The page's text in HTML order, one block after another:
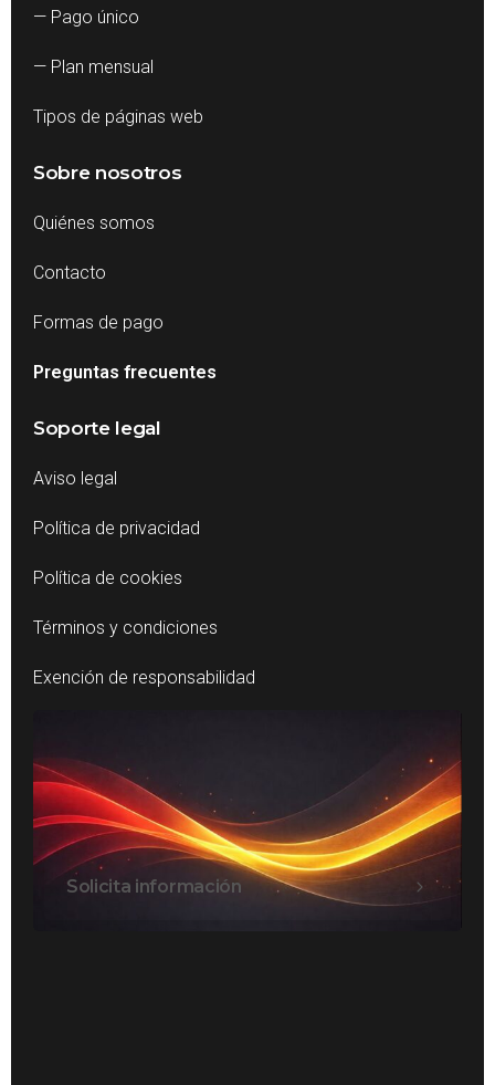
— Pago único
— Plan mensual
Tipos de páginas web
Sobre nosotros
Quiénes somos
Contacto
Formas de pago
Preguntas frecuentes
Soporte legal
Aviso legal
Política de privacidad
Política de cookies
Términos y condiciones
Exención de responsabilidad
Solicita información